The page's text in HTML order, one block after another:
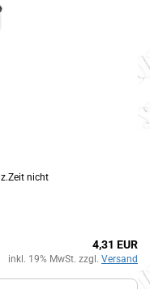
z.Zeit nicht
4,31 EUR
inkl. 19% MwSt. zzgl. Versand